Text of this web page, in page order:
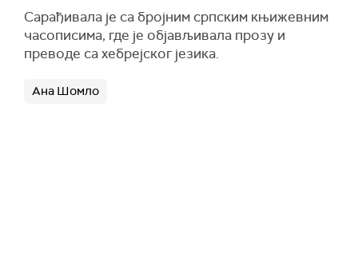
Сарађивала је са бројним српским књижевним
часописима, где је објављивала прозу и
преводе са хебрејског језика.
Ана Шомло